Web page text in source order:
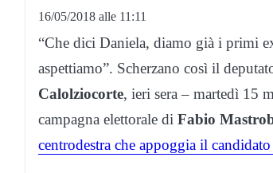
16/05/2018 alle 11:11
“Che dici Daniela, diamo già i primi
aspettiamo”. Scherzano così il
Calolziocorte, ieri sera – martedì 15
campagna elettorale di Fabio
centrodestra che appoggia il candidato